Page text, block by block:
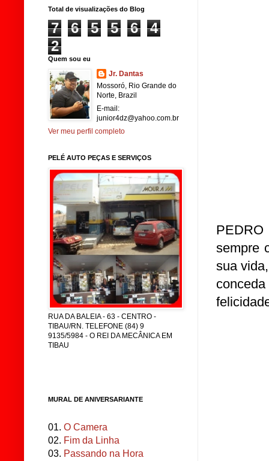
sempre
sua
Total de visualizações do Blog
7 6 5 5 6
4
2
Quem sou eu
Jr. Dantas
Mossoró, Rio Grande do
Norte, Brazil
E-mail:
junior4dz@yahoo.com.br
Ver meu perfil completo
PELÉ AUTO PEÇAS E SERVIÇOS
RUA DA BALEIA - 63 - CENTRO -
TIBAU/RN. TELEFONE (84) 9
9135/5984 - O REI DA MECÂNICA EM
TIBAU
MURAL DE ANIVERSARIANTE
01. O Camera
02. Fim da Linha
03. Passando na Hora